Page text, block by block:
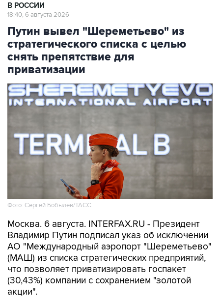
В РОССИИ
18:40, 6 августа 2026
Путин вывел "Шереметьево" из
стратегического списка с целью
снять препятствие для
приватизации
Фото: Сергей Бобылев/ТАСС
Москва. 6 августа. INTERFAX.RU - Президент
Владимир Путин подписал указ об исключении
АО "Международный аэропорт "Шереметьево"
(МАШ) из списка стратегических предприятий,
что позволяет приватизировать госпакет
(30,43%) компании с сохранением "золотой
акции".